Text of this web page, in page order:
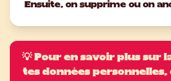
Ensuite, on supprime ou on
💡 Pour en savoir plus sur
tes données